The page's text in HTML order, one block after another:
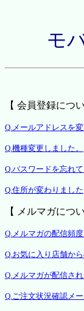
モ
【 会員登録につ
Q.メールアドレスを変
Q.機種変更しました。
Q.パスワードを忘れ
Q.住所が変わりました
【 メルマガにつ
Q.メルマガの配信頻
Q.お気に入り店舗か
Q.メルマガが配信され
Q.ご注文状況確認メ